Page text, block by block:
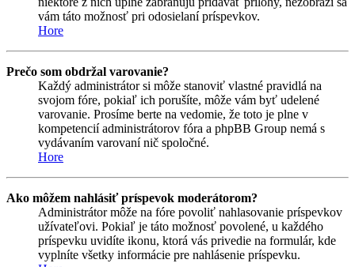
vám táto možnosť pri odosielaní príspevkov.
Hore
Prečo som obdržal varovanie?
Každý administrátor si môže stanoviť vlastné pravidlá na
svojom fóre, pokiaľ ich porušíte, môže vám byť udelené
varovanie. Prosíme berte na vedomie, že toto je plne v
kompetencií administrátorov fóra a phpBB Group nemá s
vydávaním varovaní nič spoločné.
Hore
Ako môžem nahlásiť príspevok moderátorom?
Administrátor môže na fóre povoliť nahlasovanie príspevkov
užívateľovi. Pokiaľ je táto možnosť povolené, u každého
príspevku uvidíte ikonu, ktorá vás privedie na formulár, kde
vyplníte všetky informácie pre nahlásenie príspevku.